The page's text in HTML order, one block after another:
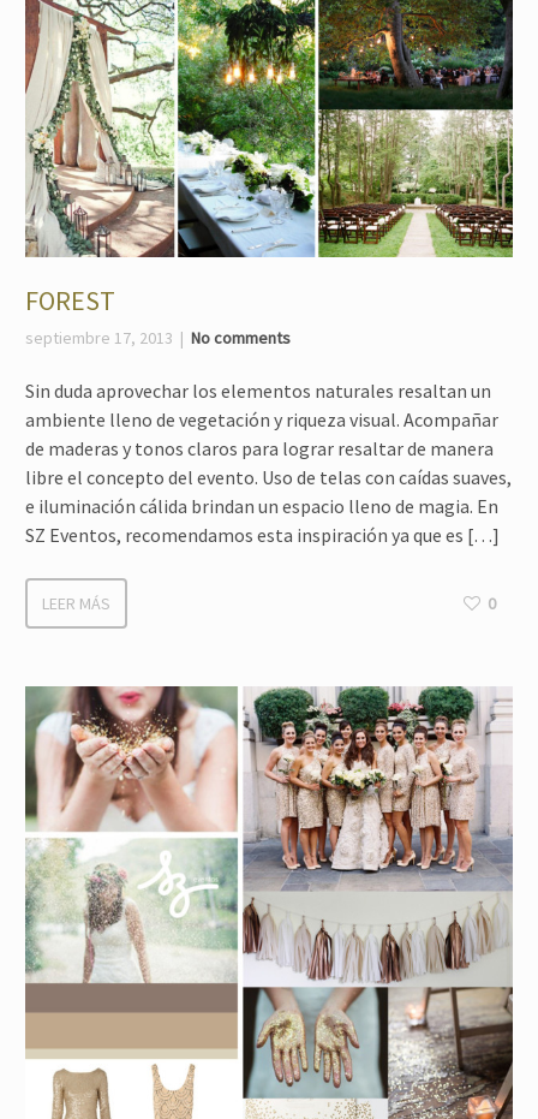
FOREST
septiembre 17, 2013 No comments
Sin duda aprovechar los elementos naturales resaltan un
ambiente lleno de vegetación y riqueza visual. Acompañar
de maderas y tonos claros para lograr resaltar de manera
libre el concepto del evento. Uso de telas con caídas suaves,
e iluminación cálida brindan un espacio lleno de magia. En
SZ Eventos, recomendamos esta inspiración ya que es […]
LEER MÁS 0